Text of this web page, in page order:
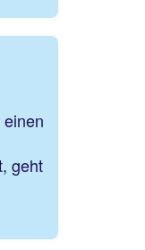
geht